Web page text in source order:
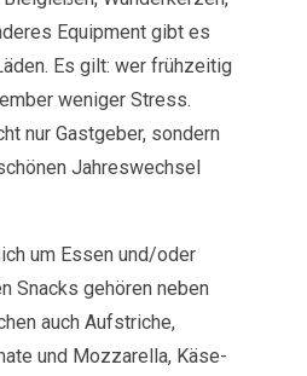
Equipment gibt es
Es gilt: wer frühzeitig
weniger Stress.
nur Gastgeber, sondern
Jahreswechsel
um Essen und/oder
Snacks gehören neben
auch Aufstriche,
und Mozzarella, Käse-